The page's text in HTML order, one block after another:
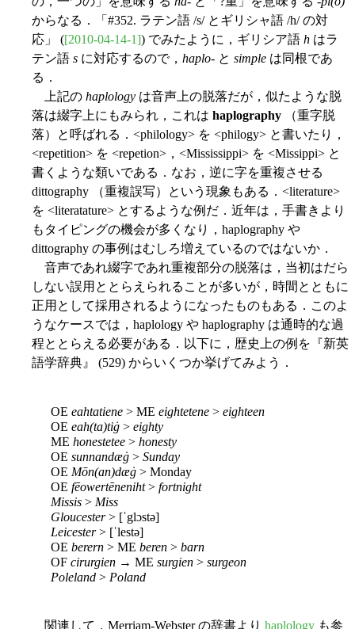
からなる．「#352. ラテン語 /s/ とギリシャ語 /h/ の対
応」 ([2010-04-14-1]) でみたように，ギリシア語 h はラ
テン語 s に対応するので， haplo- と simple は同根であ
る．
上記の haplology は音声上の脱落だが，似たような脱
落は綴字上にもみられ，これは haplography （重字脱
落）と呼ばれる．<philology> を <philogy> と書いたり，
<repetition> を <repetion>，<Mississippi> を <Missippi> と
書くような類いである．なお，逆に字を重複させる
dittography （重複誤写）という現象もある．<literature>
を <literatature> とするような例だ．近年は，手書きより
もタイピングの機会が多くなり，haplography や
dittography の事例はむしろ増えているのではないか．
音声であれ綴字であれ重複部分の脱落は，当初はだら
しない誤用ととらえられることが多いが，時間とともに
正用として採用されるようになったものもある．このよ
うなケースでは，haplology や haplography は通時的な過
程ととらえる必要がある．以下に，歴史上の例を『新英
語学辞典』 (529) からいくつか挙げてみよう．
OE eahtatiene > ME eightetene > eighteen
OE eah(ta)tiġ > eighty
ME honestetee > honesty
OE sunnandæġ > Sunday
OE Mōn(an)dæġ > Monday
OE fēowertēneniht> fortnight
Missis > Miss
Gloucester> [ˈglɔstə]
Leicester> [ˈlestə]
OE berern > ME beren > barn
OF cirurgien → ME surgien > surgeon
Poleland > Poland
関連して，Merriam-Webster の辞書より haplology も参